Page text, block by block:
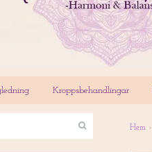
Kroppsbehandlingar
Hem ›